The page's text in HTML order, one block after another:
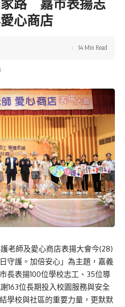
家路 嘉市表揚志
心商店
14 Min Read
老師及愛心商店表揚大會今(28)
守護。加倍安心」為主題，嘉義
長表揚100位學校志工、35位導
163位長期投入校園服務與安全
學校與社區的重要力量，更默默